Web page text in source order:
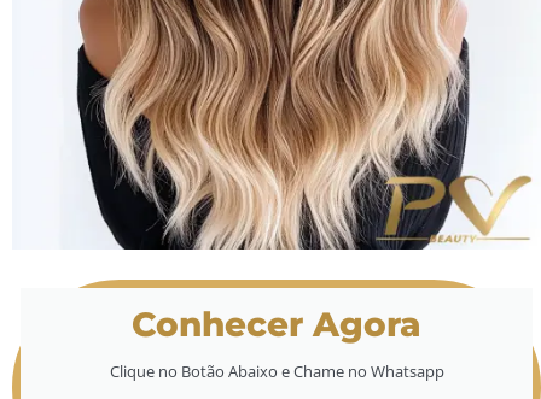
Conhecer Agora
Clique no Botão Abaixo e Chame no Whatsapp